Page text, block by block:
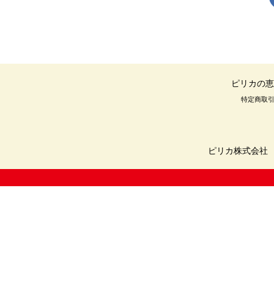
ピリカの
特定商取
ピリカ株式会